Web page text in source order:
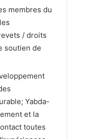
membres du
/ droits
soutien de
Yabda-
et la
toutes